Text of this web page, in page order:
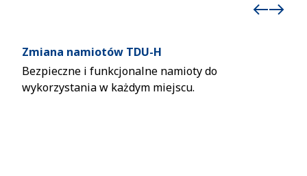
Zmiana namiotów TDU-H
Bezpieczne i funkcjonalne namioty do
wykorzystania w każdym miejscu.